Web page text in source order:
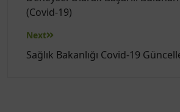
(Covid-19)
Next
Sağlık Bakanlığı Covid-19